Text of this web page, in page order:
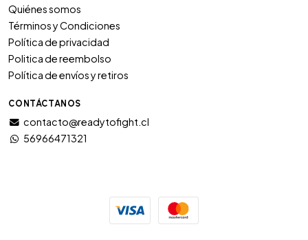
Quiénes somos
Términos y Condiciones
Política de privacidad
Politica de reembolso
Política de envíos y retiros
CONTÁCTANOS
contacto@readytofight.cl
56966471321